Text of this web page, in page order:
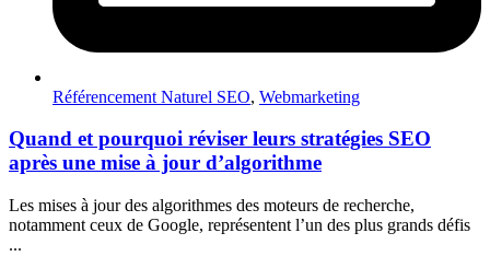
Référencement Naturel SEO, Webmarketing
Quand et pourquoi réviser leurs stratégies SEO
après une mise à jour d’algorithme
Les mises à jour des algorithmes des moteurs de recherche,
notamment ceux de Google, représentent l’un des plus grands défis
...